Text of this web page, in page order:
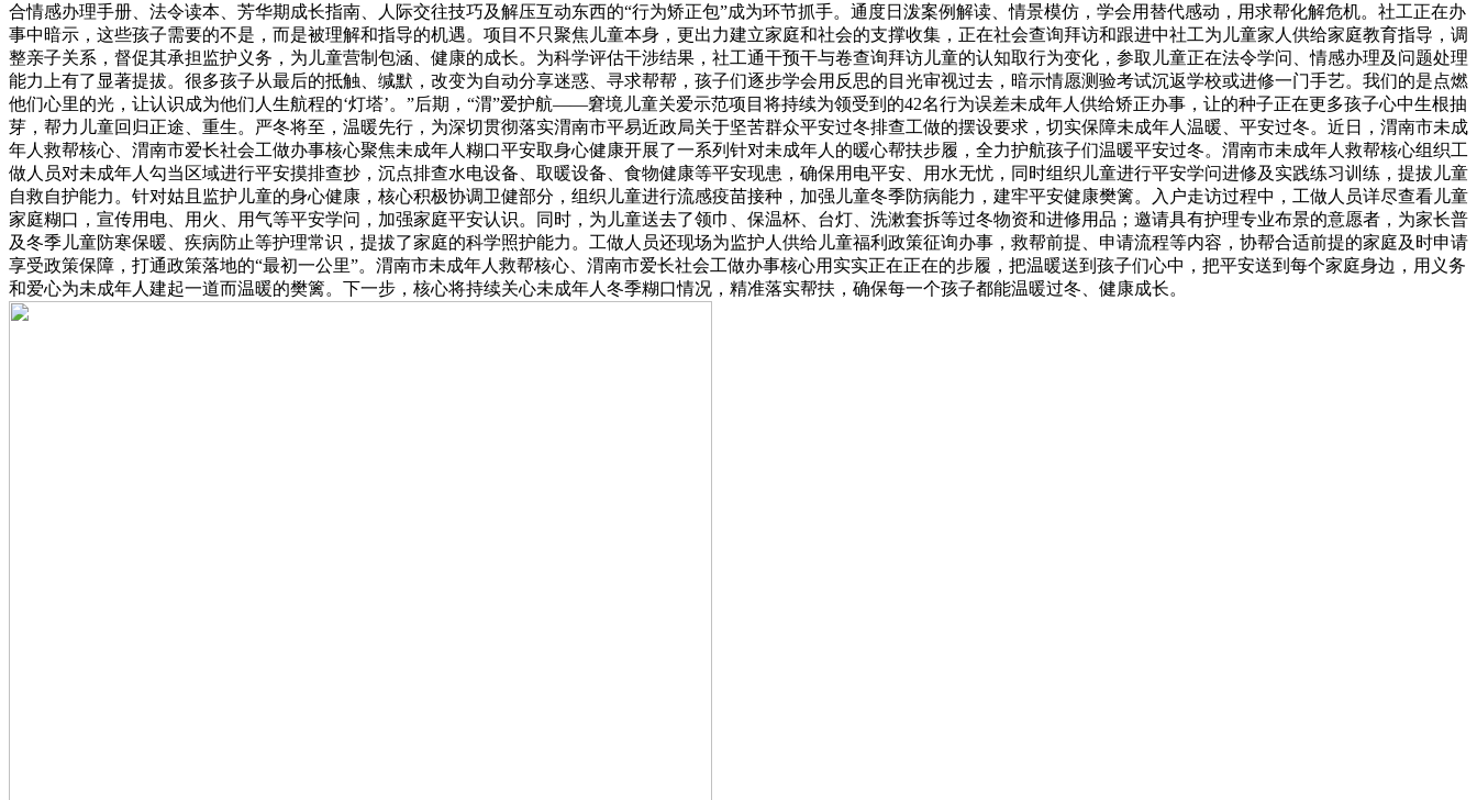
合情感办理手册、法令读本、芳华期成长指南、人际交往技巧及解压互动东西的“行为矫正包”成为环节抓手。通度日泼案例解读、情景模仿，学会用替代感动，用求帮化解危机。社工正在办
事中暗示，这些孩子需要的不是，而是被理解和指导的机遇。项目不只聚焦儿童本身，更出力建立家庭和社会的支撑收集，正在社会查询拜访和跟进中社工为儿童家人供给家庭教育指导，调
整亲子关系，督促其承担监护义务，为儿童营制包涵、健康的成长。为科学评估干涉结果，社工通干预干与卷查询拜访儿童的认知取行为变化，参取儿童正在法令学问、情感办理及问题处理
能力上有了显著提拔。很多孩子从最后的抵触、缄默，改变为自动分享迷惑、寻求帮帮，孩子们逐步学会用反思的目光审视过去，暗示情愿测验考试沉返学校或进修一门手艺。我们的是点燃
他们心里的光，让认识成为他们人生航程的‘灯塔’。”后期，“渭”爱护航——窘境儿童关爱示范项目将持续为领受到的42名行为误差未成年人供给矫正办事，让的种子正在更多孩子心中生根抽
芽，帮力儿童回归正途、重生。严冬将至，温暖先行，为深切贯彻落实渭南市平易近政局关于坚苦群众平安过冬排查工做的摆设要求，切实保障未成年人温暖、平安过冬。近日，渭南市未成
年人救帮核心、渭南市爱长社会工做办事核心聚焦未成年人糊口平安取身心健康开展了一系列针对未成年人的暖心帮扶步履，全力护航孩子们温暖平安过冬。渭南市未成年人救帮核心组织工
做人员对未成年人勾当区域进行平安摸排查抄，沉点排查水电设备、取暖设备、食物健康等平安现患，确保用电平安、用水无忧，同时组织儿童进行平安学问进修及实践练习训练，提拔儿童
自救自护能力。针对姑且监护儿童的身心健康，核心积极协调卫健部分，组织儿童进行流感疫苗接种，加强儿童冬季防病能力，建牢平安健康樊篱。入户走访过程中，工做人员详尽查看儿童
家庭糊口，宣传用电、用火、用气等平安学问，加强家庭平安认识。同时，为儿童送去了领巾、保温杯、台灯、洗漱套拆等过冬物资和进修用品；邀请具有护理专业布景的意愿者，为家长普
及冬季儿童防寒保暖、疾病防止等护理常识，提拔了家庭的科学照护能力。工做人员还现场为监护人供给儿童福利政策征询办事，救帮前提、申请流程等内容，协帮合适前提的家庭及时申请
享受政策保障，打通政策落地的“最初一公里”。渭南市未成年人救帮核心、渭南市爱长社会工做办事核心用实实正在正在的步履，把温暖送到孩子们心中，把平安送到每个家庭身边，用义务
和爱心为未成年人建起一道而温暖的樊篱。下一步，核心将持续关心未成年人冬季糊口情况，精准落实帮扶，确保每一个孩子都能温暖过冬、健康成长。